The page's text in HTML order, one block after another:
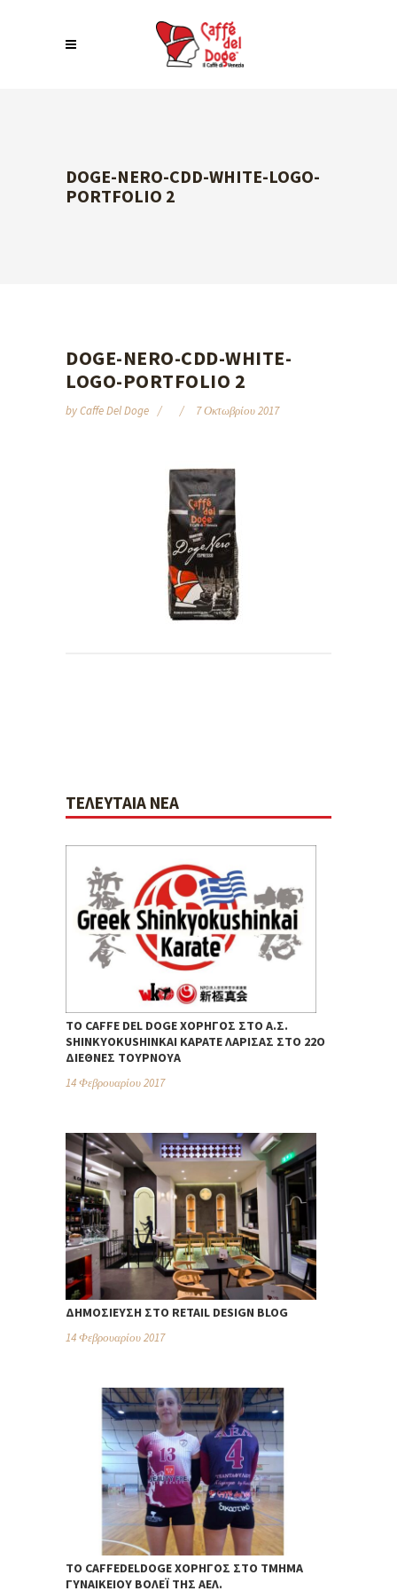
DOGE-NERO-CDD-WHITE-LOGO-
PORTFOLIO 2
DOGE-NERO-CDD-WHITE-
LOGO-PORTFOLIO 2
byCaffe Del Doge 7 Οκτωβρίου 2017
ΤΕΛΕΥΤΑΊΑ ΝΈΑ
ΤΟ CAFFE DEL DOGE ΧΟΡΗΓΌΣ ΣΤΟ Α.Σ.
SHINKYOKUSHINKAI ΚΑΡΆΤΕ ΛΆΡΙΣΑΣ ΣΤΟ 22Ο
ΔΙΕΘΝΈΣ ΤΟΥΡΝΟΥΆ
14 Φεβρουαρίου 2017
ΔΗΜΟΣΊΕΥΣΗ ΣΤΟ RETAIL DESIGN BLOG
14 Φεβρουαρίου 2017
TO CAFFEDELDOGE ΧΟΡΗΓΌΣ ΣΤΟ ΤΜΉΜΑ
ΓΥΝΑΙΚΕΊΟΥ ΒΌΛΕΪ ΤΗΣ ΑΕΛ.